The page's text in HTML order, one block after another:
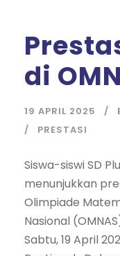
di
19 APRIL 2025
PRESTASI
Siswa-siswi SD
menunjukkan
Olimpiade
Nasional
Sabtu, 19 April